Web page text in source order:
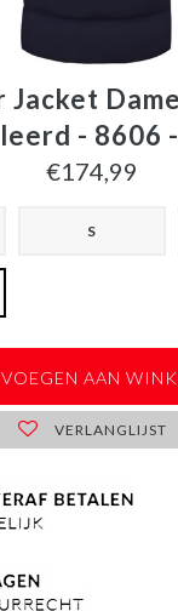
Jacket
- 8606
€174,99
S
AAN
VERLANGLIJST